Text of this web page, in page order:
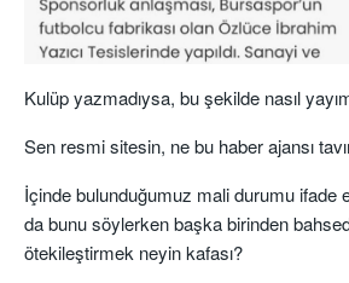
Kulüp yazmadıysa, bu şekilde nasıl
Sen resmi sitesin, ne bu haber ajansı
İçinde bulunduğumuz mali durumu ifade
da bunu söylerken başka birinden
ötekileştirmek neyin kafası?